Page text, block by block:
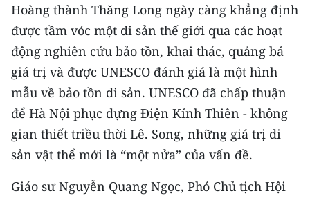
ĐỌC BÁO IN
ENGLISH
中文
FRANÇAIS
РУССКИЙ
ESPAÑOL
Hoàng thành Thăng Long ngày càng khẳng định
được tầm vóc một di sản thế giới qua các hoạt
động nghiên cứu bảo tồn, khai thác, quảng bá
giá trị và được UNESCO đánh giá là một hình
mẫu về bảo tồn di sản. UNESCO đã chấp thuận
để Hà Nội phục dựng Điện Kính Thiên - không
gian thiết triều thời Lê. Song, những giá trị di
sản vật thể mới là “một nửa” của vấn đề.
Giáo sư Nguyễn Quang Ngọc, Phó Chủ tịch Hội